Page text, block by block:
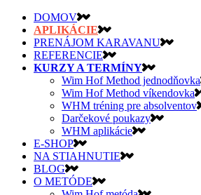
DOMOV
APLIKÁCIE
PRENÁJOM KARAVANU
REFERENCIE
KURZY A TERMÍNY
Wim Hof Method jednodňovka
Wim Hof Method víkendovka
WHM tréning pre absolventov
Darčekové poukazy
WHM aplikácie
E-SHOP
NA STIAHNUTIE
BLOG
O METÓDE